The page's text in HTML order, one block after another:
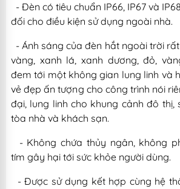
- Đèn có tiêu chuẩn IP66, IP67 và
đối cho điều kiện sử dụng ngoài nhà.
- Ánh sáng của đèn hắt ngoài trời
vàng, xanh lá, xanh dương, đỏ,
đem tới một không gian lung linh và
vẻ đẹp ấn tượng cho công trình nói
đại, lung linh cho khung cảnh đô thị,
tòa nhà và khách sạn.
- Không chứa thủy ngân, không
tím gây hại tới sức khỏe người dùng.
- Được sử dụng kết hợp cùng hệ